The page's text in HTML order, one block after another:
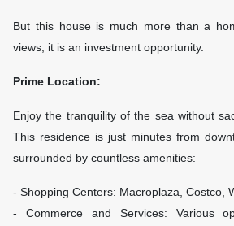
But this house is much more than a
views; it is an investment opportunity.
Prime Location:
Enjoy the tranquility of the sea without
This residence is just minutes from
surrounded by countless amenities:
- Shopping Centers: Macroplaza, Costco,
- Commerce and Services: Various